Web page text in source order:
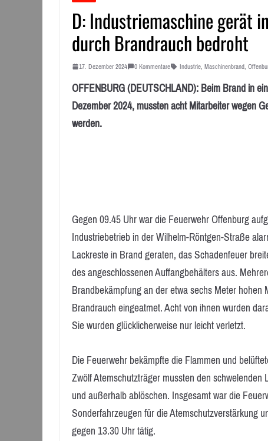
D: Industriemaschine
durch Brandrauch bedroht
17. Dezember 2024 0 Kommentare Industrie, Maschinenbrand,
OFFENBURG (DEUTSCHLAND): Beim Brand in
Dezember 2024, mussten acht Mitarbeiter wegen
werden.
Gegen 09.45 Uhr war die Feuerwehr Offenburg
Industriebetrieb in der Wilhelm-Röntgen-Straße
Lackreste in Brand geraten, das Schadenfeuer
des angeschlossenen Auffangbehälters aus.
Brandbekämpfung an der etwa sechs Meter
Brandrauch eingeatmet. Acht von ihnen wurden
Sie wurden glücklicherweise nur leicht verletzt.
Die Feuerwehr bekämpfte die Flammen und
Zwölf Atemschutzträger mussten den
und außerhalb ablöschen. Insgesamt war die
Sonderfahrzeugen für die Atemschutzverstärkung
gegen 13.30 Uhr tätig.